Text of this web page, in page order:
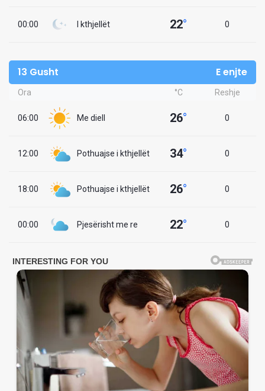
00:00 I kthjellët 22° 0
13 Gusht E enjte
Ora °C Reshje
06:00 Me diell 26° 0
12:00 Pothuajse i kthjellët 34° 0
18:00 Pothuajse i kthjellët 26° 0
00:00 Pjesërisht me re 22° 0